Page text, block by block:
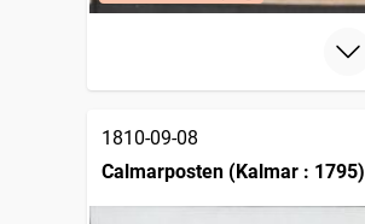
1810-09-08
Calmarposten (Kalmar : 1795)